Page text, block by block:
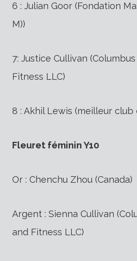
6 : Julian Goor (Fondation
M))
7: Justice Cullivan
Fitness LLC)
8 : Akhil Lewis (meilleur club
Fleuret féminin Y10
Or : Chenchu ​​Zhou (Canada)
Argent : Sienna Cullivan
and Fitness LLC)